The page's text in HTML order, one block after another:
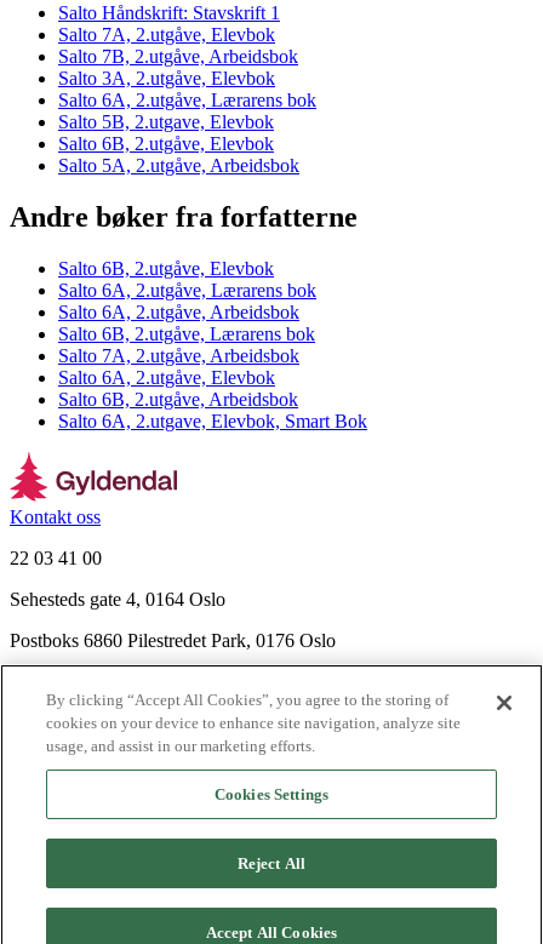
Salto Håndskrift: Stavskrift 1
Salto 7A, 2.utgåve, Elevbok
Salto 7B, 2.utgåve, Arbeidsbok
Salto 3A, 2.utgåve, Elevbok
Salto 6A, 2.utgåve, Lærarens bok
Salto 5B, 2.utgave, Elevbok
Salto 6B, 2.utgåve, Elevbok
Salto 5A, 2.utgåve, Arbeidsbok
Andre bøker fra forfatterne
Salto 6B, 2.utgåve, Elevbok
Salto 6A, 2.utgåve, Lærarens bok
Salto 6A, 2.utgåve, Arbeidsbok
Salto 6B, 2.utgåve, Lærarens bok
Salto 7A, 2.utgåve, Arbeidsbok
Salto 6A, 2.utgåve, Elevbok
Salto 6B, 2.utgåve, Arbeidsbok
Salto 6A, 2.utgave, Elevbok, Smart Bok
Kontakt oss
22 03 41 00
Sehesteds gate 4, 0164 Oslo
Postboks 6860 Pilestredet Park, 0176 Oslo
Nyhetsbrev
Ledige stillinger
Send inn manus
Agency
By clicking “Accept All Cookies”, you agree to the storing of
cookies on your device to enhance site navigation, analyze site
usage, and assist in our marketing efforts.
Cookies Settings
Reject All
Accept All Cookies